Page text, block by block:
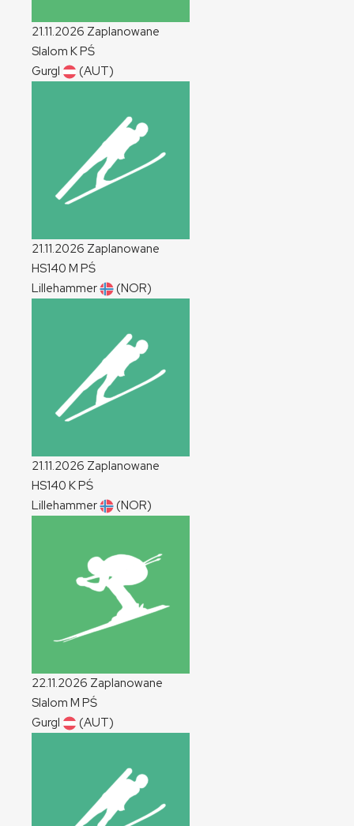
21.11.2026 Zaplanowane
Slalom KPŚ
Gurgl
(AUT)
21.11.2026 Zaplanowane
HS140 M PŚ
Lillehammer
(NOR)
21.11.2026 Zaplanowane
HS140 KPŚ
Lillehammer
(NOR)
22.11.2026 Zaplanowane
Slalom M PŚ
Gurgl
(AUT)